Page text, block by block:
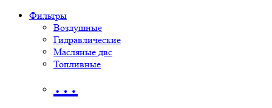
Фильтры
Воздушные
Гидравлические
Масляные двс
Топливные
…